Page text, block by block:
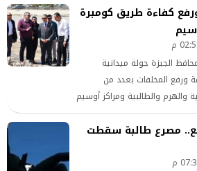
كفاءة طريق كومبرة
الجيزة جولة ميدانية
ورفع المخلفات بعدد من
والهرم والطالبية ومراكز أوسيم
على مستوى الخدمات
العامة للنظافة.
مصرع طالبة سقطت